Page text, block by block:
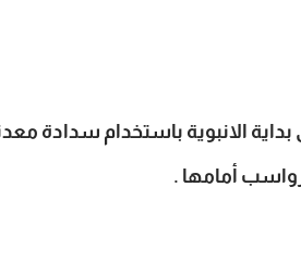
الانبوية باستخدام سدادة
أمامها .